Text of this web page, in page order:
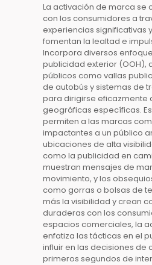
Laactivación de marca se
con los consumidores a
experiencias significativas
fomentan la lealtad e
Incorpora diversos
publicidad exterior (OOH),
públicos como vallas
de autobús y sistemas de
para dirigirse eficazmente
geográficas específicas.
permiten a las marcas
impactantes a un público
ubicaciones de alta
como lapublicidad en
muestran mensajes de
movimiento, y los
como gorras o bolsas de
más la visibilidad y crean
duraderas con los
espacios comerciales, la
enfatiza las tácticas en el
influir en las decisiones de
primeros segundos de